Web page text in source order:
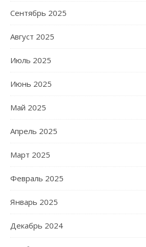
Сентябрь 2025
Август 2025
Июль 2025
Июнь 2025
Май 2025
Апрель 2025
Март 2025
Февраль 2025
Январь 2025
Декабрь 2024